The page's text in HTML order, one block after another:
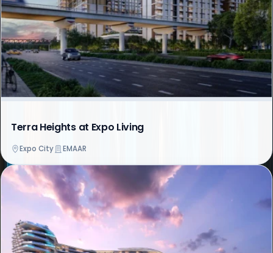
Terra Heights at Expo Living
Expo City EMAAR